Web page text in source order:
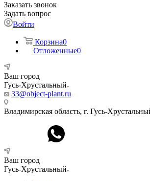
Заказать звонок
Задать вопрос
Войти
Корзина0
Отложенные0
Ваш город
Гусь-Хрустальный
33@object-plant.ru
Владимирская область, г. Гусь-
Ваш город
Гусь-Хрустальный